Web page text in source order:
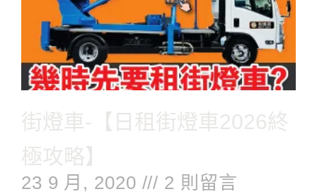
街燈車-【日租街燈車2026終
極攻略】
23 9 月, 2020 2 則留言